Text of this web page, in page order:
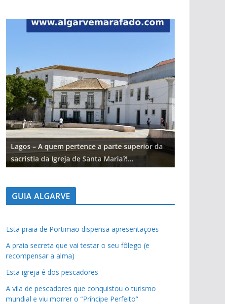
Lagos – A quem pertence a parte superior da
sacristia da Igreja de Santa Maria?!…
GUIA ALGARVE
Esta praia de Portimão dispensa apresentações
A praia secreta que vai testar o seu fôlego (e
recompensar a alma)
Esta igreja é dos pescadores
A vila de pescadores que conquistou o turismo
mundial e viu morrer o “Príncipe Perfeito”